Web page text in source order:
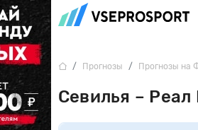
Севилья – Реал
Прогнозы Прогнозы на